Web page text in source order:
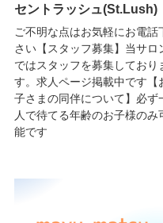
セントラッシュ(St.Lush)
ご不明な点はお気軽にお電話
さい【スタッフ募集】当サロ
ではスタッフを募集しており
す。求人ページ掲載中です【
子さまの同伴について】必ず
人で待てる年齢のお子様のみ
能です